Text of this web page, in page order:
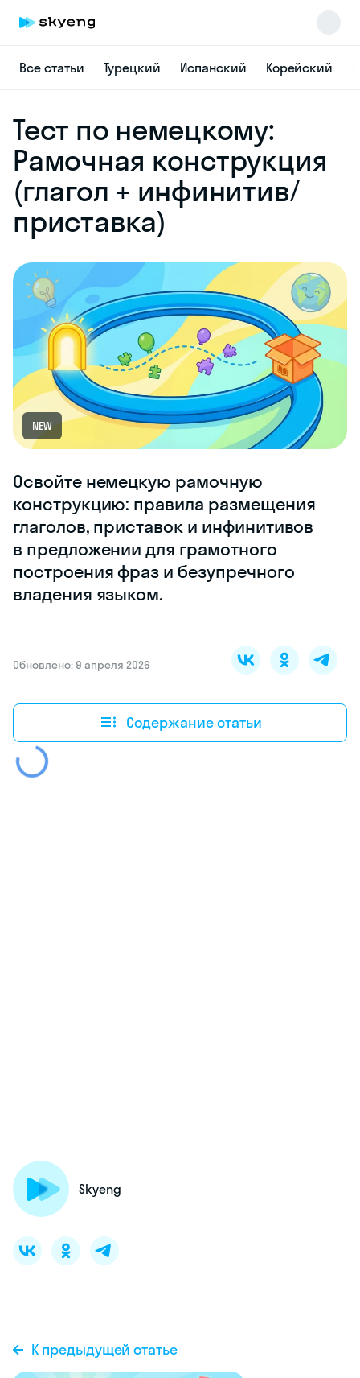
Все статьи Турецкий Испанский Корейский
Тест по немецкому:
Рамочная конструкция
(глагол + инфинитив/
приставка)
NEW
Освойте немецкую рамочную
конструкцию: правила размещения
глаголов, приставок и инфинитивов
в предложении для грамотного
построения фраз и безупречного
владения языком.
Обновлено: 9 апреля 2026
Содержание статьи
Skyeng
К предыдущей статье
online